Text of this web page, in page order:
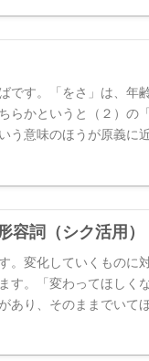
です。「をさ」は、年
らかというと（２）の
う意味のほうが原義に
う語は、この「長（を
どです。
詞（シク活用）
。変化していくものに
す。「変わってほしく
あり、そのままでいて
い」「かわいい」と訳